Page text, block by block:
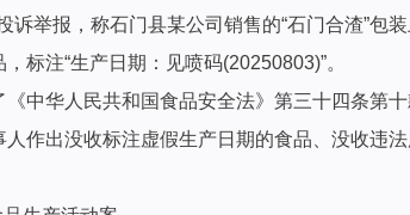
举报，称石门县某公司销售的“石门合渣”包
标注“生产日期：见喷码(20250803)”。
中华人民共和国食品安全法》第三十四条第
作出没收标注虚假生产日期的食品、没收违